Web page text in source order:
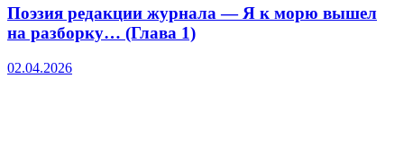
Поэзия редакции журнала — Я к морю вышел
на разборку… (Глава 1)
02.04.2026